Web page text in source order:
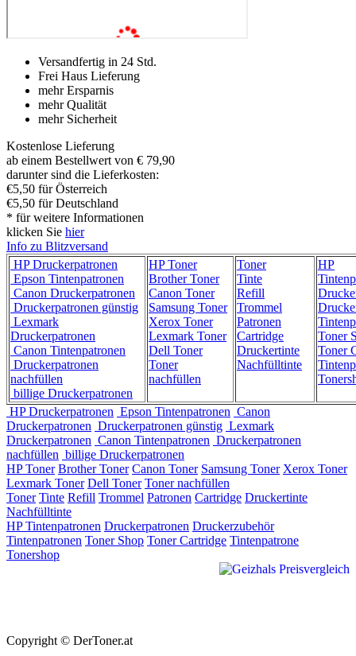
Versandfertig in 24 Std.
Frei Haus Lieferung
mehr Ersparnis
mehr Qualität
mehr Sicherheit
Kostenlose Lieferung
ab einem Bestellwert von € 79,90
darunter sind die Lieferkosten:
€5,50 für Österreich
€5,50 für Deutschland
* für weitere Informationen
klicken Sie hier
Info zu Blitzversand
HP Druckerpatronen
Epson Tintenpatronen
Canon Druckerpatronen
Druckerpatronen günstig
Lexmark
Druckerpatronen
Canon Tintenpatronen
Druckerpatronen
nachfüllen
billige Druckerpatronen
HP Toner
Brother Toner
Canon Toner
Samsung Toner
Xerox Toner
Lexmark Toner
Dell Toner
Toner
nachfüllen
Toner
Tinte
Refill
Trommel
Patronen
Cartridge
Druckertinte
Nachfülltinte
HP
Toner
Toner
HP Druckerpatronen Epson Tintenpatronen Canon
Druckerpatronen Druckerpatronen günstig Lexmark
Druckerpatronen Canon Tintenpatronen Druckerpatronen
nachfüllen billige Druckerpatronen
HP Toner Brother Toner Canon Toner Samsung Toner Xerox Toner
Lexmark Toner Dell Toner Toner nachfüllen
Toner Tinte Refill Trommel Patronen Cartridge Druckertinte
Nachfülltinte
HP Tintenpatronen Druckerpatronen Druckerzubehör
Tintenpatronen Toner Shop Toner Cartridge Tintenpatrone
Tonershop
Copyright © DerToner.at